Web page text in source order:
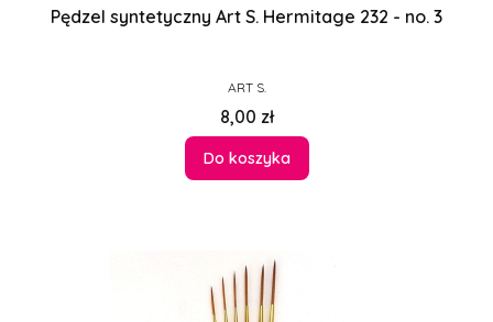
Pędzel syntetyczny Art S. Hermitage 232 - no. 3
PRODUCENT
ART S.
Cena
8,00 zł
Do koszyka